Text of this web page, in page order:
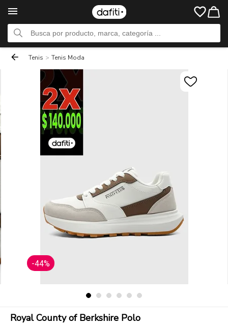
Tenis > Tenis Moda
-44%
Royal County of Berkshire Polo